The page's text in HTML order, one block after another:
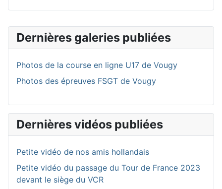
Dernières galeries publiées
Photos de la course en ligne U17 de Vougy
Photos des épreuves FSGT de Vougy
Dernières vidéos publiées
Petite vidéo de nos amis hollandais
Petite vidéo du passage du Tour de France 2023
devant le siège du VCR